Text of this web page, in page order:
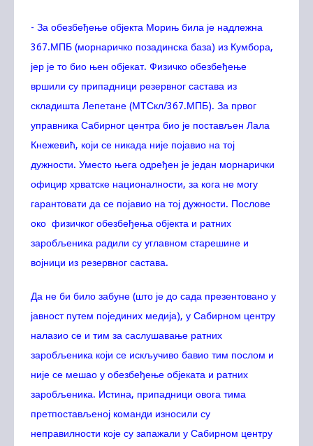
- За обезбеђење објекта Морињ била је надлежна
367.МПБ (морнаричко позадинска база) из Кумбора,
јер је то био њен објекат. Физичко обезбеђење
вршили су припадници резервног састава из
складишта Лепетане (МТСкл/367.МПБ). За првог
управника Сабирног центра био је постављен Лала
Кнежевић, који се никада није појавио на тој
дужности. Уместо њега одређен је један морнарички
официр хрватске националности, за кога не могу
гарантовати да се појавио на тој дужности. Послове
око физичког обезбеђења објекта и ратних
заробљеника радили су углавном старешине и
војници из резервног састава.
Да не би било забуне (што је до сада презентовано у
јавност путем појединих медија), у Сабирном центру
налазио се и тим за саслушавање ратних
заробљеника који се искључиво бавио тим послом и
није се мешао у обезбеђење објеката и ратних
заробљеника. Истина, припадници овога тима
претпостављеној команди износили су
неправилности које су запажали у Сабирном центру